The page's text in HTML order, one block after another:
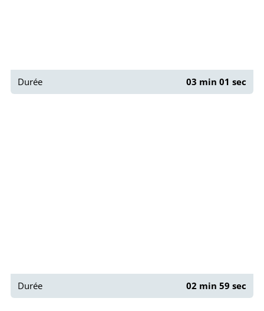
Durée 03 min 01 sec
Durée 02 min 59 sec